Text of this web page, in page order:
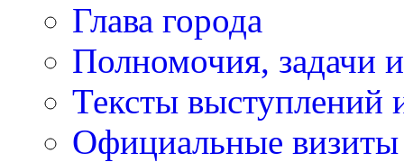
Глава города
Полномочия, задачи
Тексты выступлений
Официальные визиты